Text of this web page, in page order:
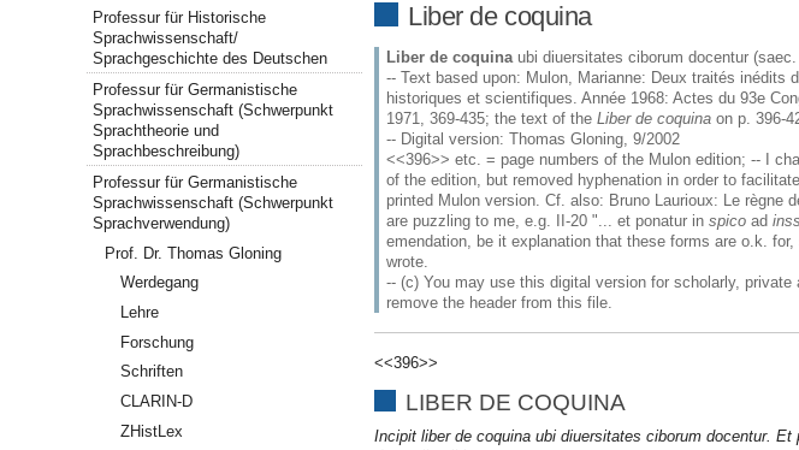
Liber de coquina
Liber de coquinaubi diuersitates ciborum docentur
-- Text based upon: Mulon, Marianne: Deux traités inédits
historiques et scientifiques. Année 1968: Actes du 93e
1971, 369-435; the text of theLiber de coquina on p. 396-
-- Digital version: Thomas Gloning, 9/2002
<<396>> etc. = page numbers of the Mulon edition; -- I
of the edition, but removed hyphenation in order to
printed Mulon version. Cf. also: Bruno Laurioux: Le règne
are puzzling to me, e.g. II-20 "... et ponatur inspico ad
emendation, be it explanation that these forms are o.k.
wrote.
-- (c) You may use this digital version for scholarly,
remove the header from this file.
<<396>>
LIBER DE COQUINA
Incipit liber de coquina ubi diuersitates ciborum docentur. Et
Navigation
Professur für Historische
Sprachwissenschaft/
Sprachgeschichte des Deutschen
Professur für Germanistische
Sprachwissenschaft (Schwerpunkt
Sprachtheorie und
Sprachbeschreibung)
Professur für Germanistische
Sprachwissenschaft (Schwerpunkt
Sprachverwendung)
Prof. Dr. Thomas Gloning
Werdegang
Lehre
Forschung
Schriften
CLARIN-D
ZHistLex